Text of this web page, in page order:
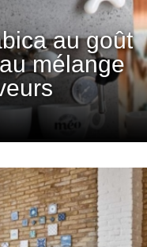
au goût
mélange